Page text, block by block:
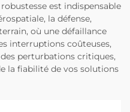
est indispensable
la défense,
où une défaillance
interruptions coûteuses,
perturbations critiques,
la fiabilité de vos solutions